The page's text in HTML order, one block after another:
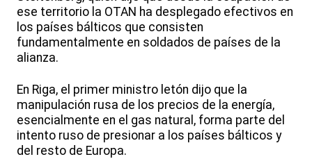
ese territorio la OTAN ha desplegado efectivos en
los países bálticos que consisten
fundamentalmente en soldados de países de la
alianza.
En Riga, el primer ministro letón dijo que la
manipulación rusa de los precios de la energía,
esencialmente en el gas natural, forma parte del
intento ruso de presionar a los países bálticos y
del resto de Europa.